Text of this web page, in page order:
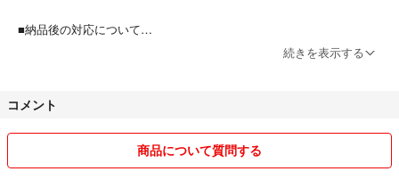
３. 受付完了-翌営業日より2〜6営業日後発送
原稿が届き次第、即日〜2日以内に作成しまして、サンプル画像をお送り
いたします。修正のやりとりの後、校了となります。修正は、基本何度で
になります。
■発送日について/16：00締め切り
◯マットラミネート名刺は【受付日完了日】より6営業日後発送
■納品後の対応について
●商品がオーダーメイドである特性上、返品や返金の対応はいたしかね
当社でも現物やデータを確認させていただきまして迅速に対応いたしま
a．お申し込みの商品と現品が異なっている場合
続きを表示する
コメント
商品について質問する